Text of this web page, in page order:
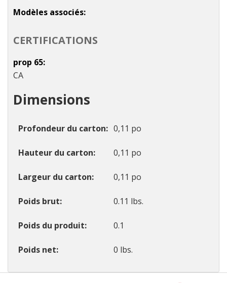
Modèles associés
CERTIFICATIONS
prop 65
CA
Dimensions
Profondeur du carton 0,11 po
Hauteur du carton 0,11 po
Largeur du carton 0,11 po
Poids brut 0.11 lbs.
Poids du produit 0.1
Poids net 0 lbs.